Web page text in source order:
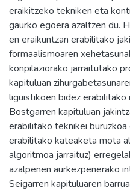
eraikitzeko tekniken eta
gaurko egoera azaltzen du.
en eraikuntzan erabilitako
formaalismoaren
konpilaziorako jarraitutako
kapituluan
liguistikoen bidez
Bostgarren kapituluan
erabilitako teknikei buruzkoa
erabilitako kateaketa mota
algoritmoa jarraituz)
azalpenen aurkezpenerako
Seigarren kapituluaren